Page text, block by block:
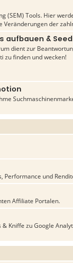
(SEM) Tools. Hier
Veränderungen der
aufbauen &
dient zur
zu finden und wecken!
Performance und
Affiliate Portalen.
Kniffe zu Google